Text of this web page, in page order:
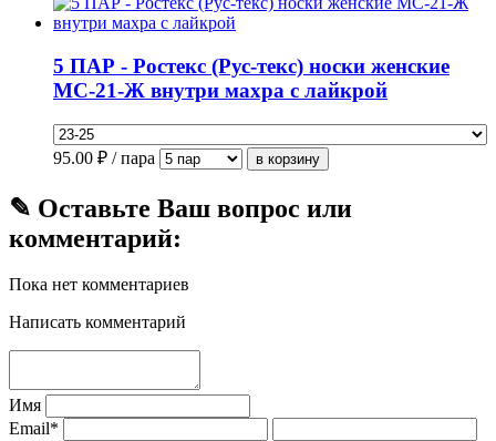
5 ПАР - Ростекс (Рус-текс) носки женские
МС-21-Ж внутри махра с лайкрой
95.00 ₽ / пара
✎ Оставьте Ваш вопрос или
комментарий:
Пока нет комментариев
Написать комментарий
Имя
Email*